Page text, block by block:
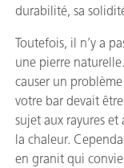
durabilité, sa
Toutefois, il n’y a
une pierre
causer un
votre bar devait
sujet aux rayures et
la chaleur.
en granit qui